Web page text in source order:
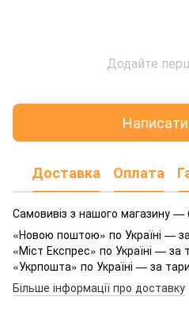
Додайте
Написати
Доставка Оплата
Самовивіз з нашого магазину —
«Новою поштою» по Україні —
«Міст Експрес» по Україні — за
«Укрпошта» по Україні — за
Більше інформації про доставку